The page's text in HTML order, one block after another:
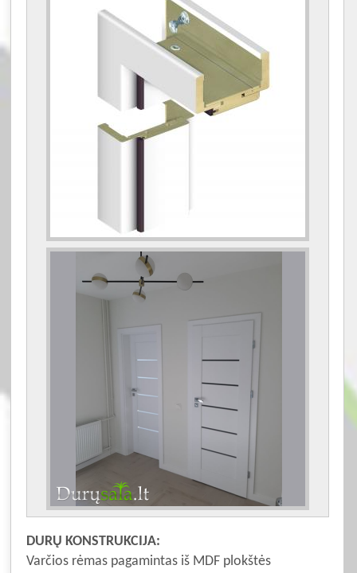
DURŲ KONSTRUKCIJA:
Varčios rėmas pagamintas iš MDF plokštės